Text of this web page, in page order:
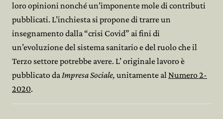
loro opinioni nonché un’imponente mole di contributi
pubblicati. L’inchiesta si propone di trarre un
insegnamento dalla “crisi Covid” ai fini di
un’evoluzione del sistema sanitario e del ruolo che il
Terzo settore potrebbe avere. L’ originale lavoro è
pubblicato daImpresa Sociale, unitamente al Numero 2-
2020.